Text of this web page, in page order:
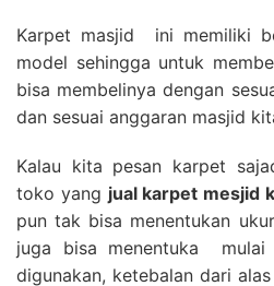
Karpet masjid ini memiliki
model sehingga untuk
bisa membelinya dengan
dan sesuai anggaran masjid
Kalau kita pesan karpet
toko yang jual karpet mesjid
pun tak bisa menentukan
juga bisa menentuka
digunakan, ketebalan dari